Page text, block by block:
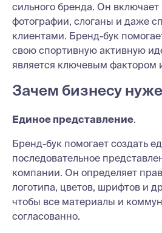
сильного бренда. Он включает
фотографии, слоганы и даже
клиентами. Бренд-бук
свою спортивную активную
является ключевым фактором
Зачем бизнесу
Единое представление.
Бренд-бук помогает создать
последовательное
компании. Он определяет
логотипа, цветов, шрифтов и
чтобы все материалы и
согласованно.